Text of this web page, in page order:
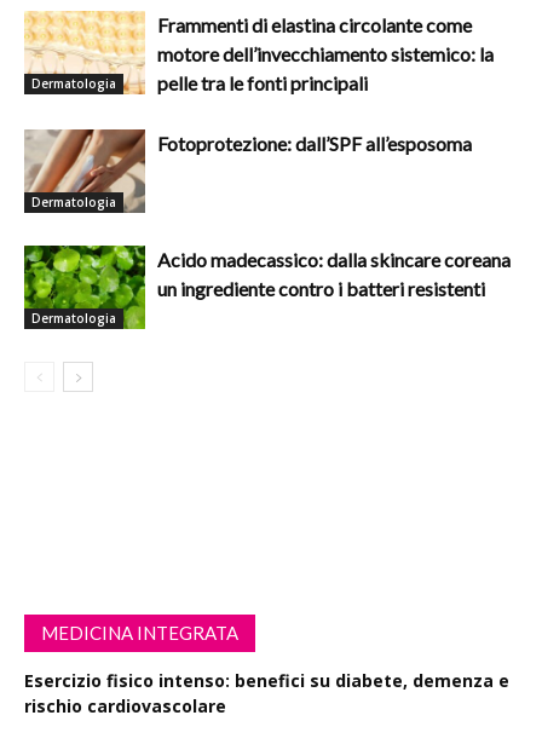
Dermatologia
Frammenti di elastina circolante come
motore dell’invecchiamento sistemico: la
pelle tra le fonti principali
Dermatologia
Fotoprotezione: dall’SPF all’esposoma
Dermatologia
Acido madecassico: dalla skincare coreana
un ingrediente contro i batteri resistenti
MEDICINA INTEGRATA
Esercizio fisico intenso: benefici su diabete, demenza e
rischio cardiovascolare